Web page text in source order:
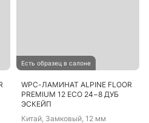
Есть образец в салоне
WPC-ЛАМИНАТ ALPINE FLOOR
PREMIUM 12 ECO 24−8 ДУБ
ЭСКЕЙП
Китай, Замковый, 12 мм